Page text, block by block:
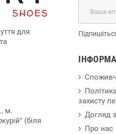
для
м.
(біля
захисту
Догляд
Про нас